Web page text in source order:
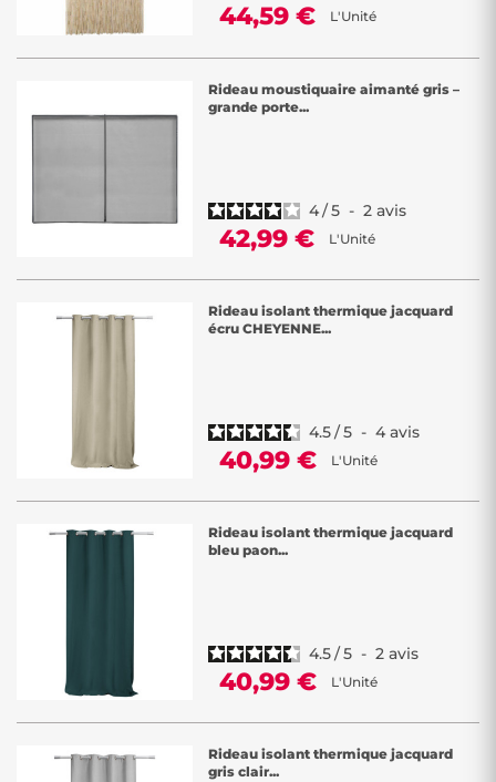
44,59 € L'Unité
Rideau moustiquaire aimanté gris –
grande porte...
4/5 - 2 avis
42,99 € L'Unité
Rideau isolant thermique jacquard
écru CHEYENNE...
4.5/5 - 4 avis
40,99 € L'Unité
Rideau isolant thermique jacquard
bleu paon...
4.5/5 - 2 avis
40,99 € L'Unité
Rideau isolant thermique jacquard
gris clair...